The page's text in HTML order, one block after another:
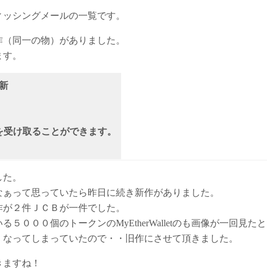
シングメールの一覧です。
同一の物）がありました。
。
け取ることができます。
。
って思っていたら昨日に続き新作がありました。
２件ＪＣＢが一件でした。
５０００個のトークンのMyEtherWalletのも画像が一回見た
ってしまっていたので・・旧作にさせて頂きました。
すね！